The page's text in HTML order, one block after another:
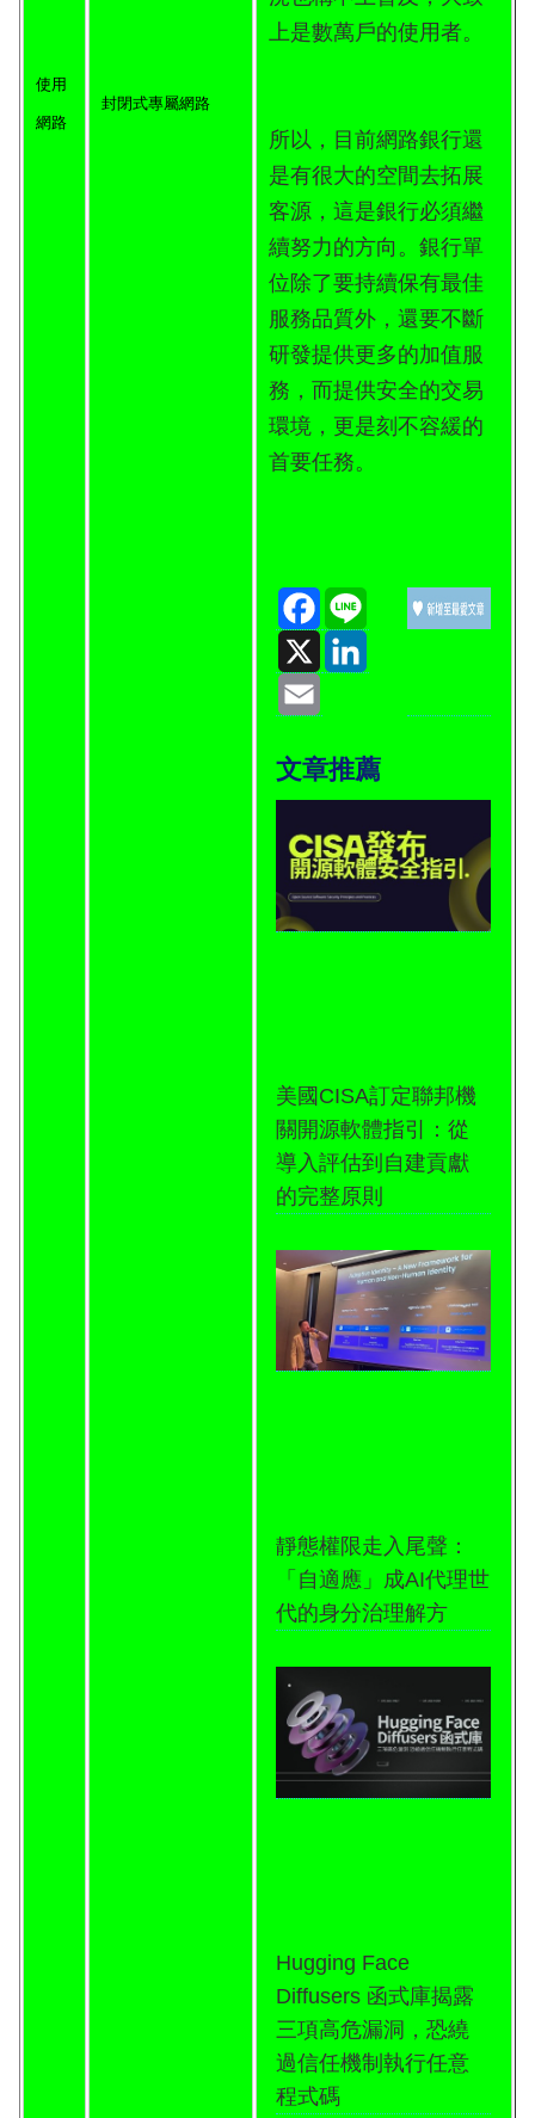
使用
網路
封閉式專屬網路
上是數萬戶的使用者。
所以，目前網路銀行還
是有很大的空間去拓展
客源，這是銀行必須繼
續努力的方向。銀行單
位除了要持續保有最佳
服務品質外，還要不斷
研發提供更多的加值服
務，而提供安全的交易
環境，更是刻不容緩的
首要任務。
Facebook
X
文章推薦
美國CISA訂定聯邦機
關開源軟體指引：從
導入評估到自建貢獻
的完整原則
靜態權限走入尾聲：
「自適應」成AI代理世
代的身分治理解方
Hugging Face
Diffusers 函式庫揭露
三項高危漏洞，恐繞
過信任機制執行任意
程式碼